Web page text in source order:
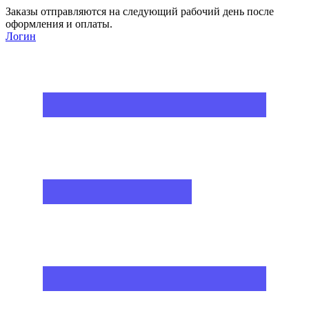
Заказы отправляются на следующий рабочий день после
оформления и оплаты.
Логин